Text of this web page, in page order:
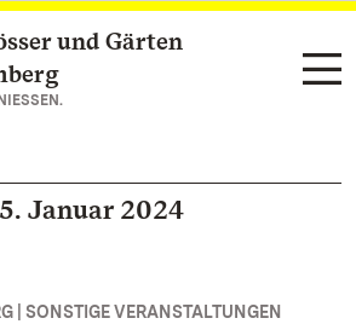
springenund Gärten
Januar 2024
| SONSTIGE VERANSTALTUNGEN